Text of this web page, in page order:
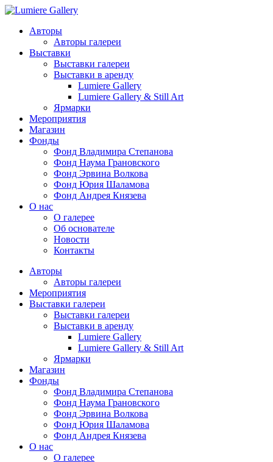
Авторы
Авторы галереи
Выставки
Выставки галереи
Выставки в аренду
Lumiere Gallery
Lumiere Gallery & Still Art
Ярмарки
Мероприятия
Магазин
Фонды
Фонд Владимира Степанова
Фонд Наума Грановского
Фонд Эрвина Волкова
Фонд Юрия Шаламова
Фонд Андрея Князева
О нас
О галерее
Об основателе
Новости
Контакты
Авторы
Авторы галереи
Мероприятия
Выставки галереи
Выставки галереи
Выставки в аренду
Lumiere Gallery
Lumiere Gallery & Still Art
Ярмарки
Магазин
Фонды
Фонд Владимира Степанова
Фонд Наума Грановского
Фонд Эрвина Волкова
Фонд Юрия Шаламова
Фонд Андрея Князева
О нас
О галерее